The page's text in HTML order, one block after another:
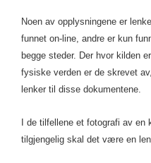
Noen av opplysningene er
funnet on-line, andre er kun
begge steder. Der hvor kilden
fysiske verden er de skrevet
lenker til disse dokumentene.
I de tilfellene et fotografi av en
tilgjengelig skal det være en